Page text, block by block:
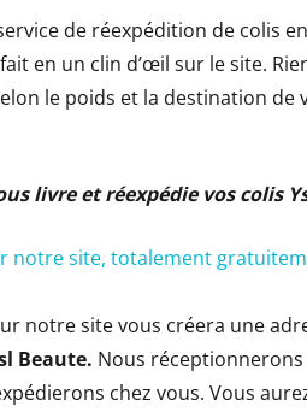
de réexpédition de colis
en un clin d’œil sur le site.
le poids et la destination de
livre et réexpédie vos colis
notre site, totalement
notre site vous créera une
Beaute. Nous
chez vous. Vous